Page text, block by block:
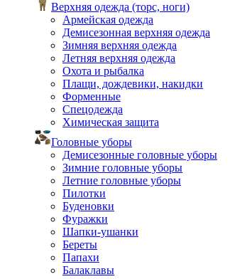
Верхняя одежда (торс, ноги)
Армейская одежда
Демисезонная верхняя одежда
Зимняя верхняя одежда
Летняя верхняя одежда
Охота и рыбалка
Плащи, дождевики, накидки
Форменные
Спецодежда
Химическая защита
Головные уборы
Демисезонные головные уборы
Зимние головные уборы
Летние головные уборы
Пилотки
Буденовки
Фуражки
Шапки-ушанки
Береты
Папахи
Балаклавы